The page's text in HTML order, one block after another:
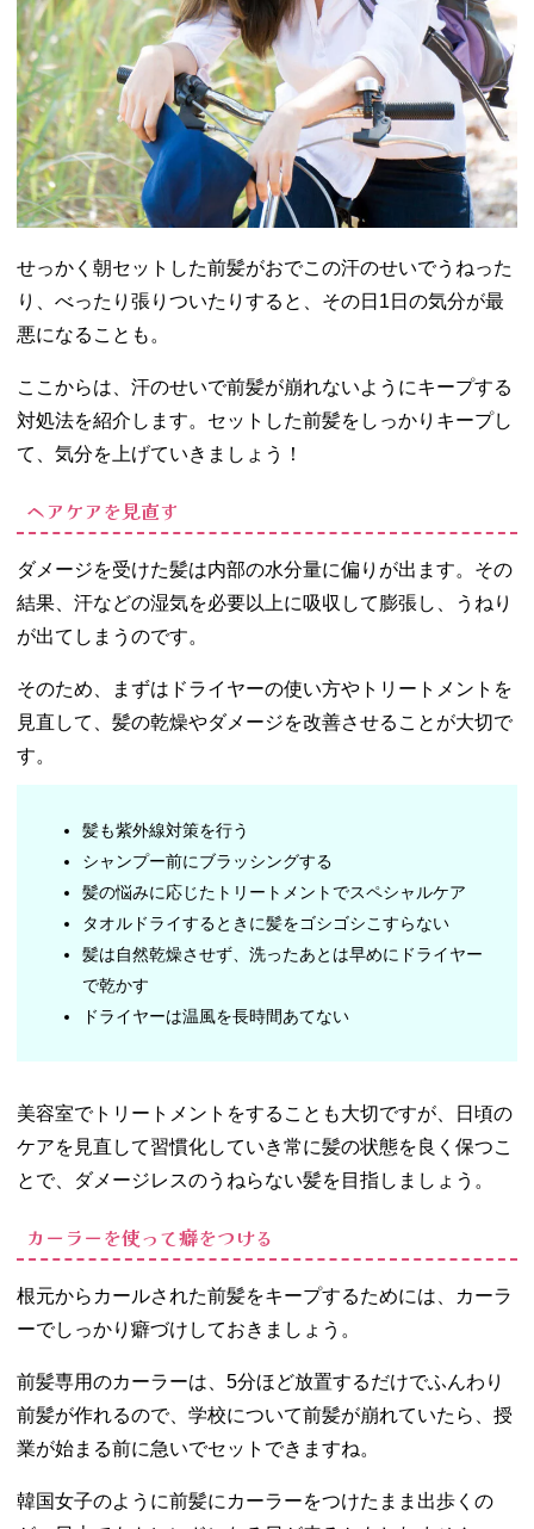
ムを整える
− 制汗スプ
レーを使う
05. おでこの汗対
策をして、前髪
のうねりやベタ
つきを抑えよ
う！
せっかく朝セットした前髪がおでこの汗のせいでうねった
り、べったり張りついたりすると、その日1日の気分が最
悪になることも。
ここからは、汗のせいで前髪が崩れないようにキープする
対処法を紹介します。セットした前髪をしっかりキープし
て、気分を上げていきましょう！
ヘアケアを見直す
ダメージを受けた髪は内部の水分量に偏りが出ます。その
結果、汗などの湿気を必要以上に吸収して膨張し、うねり
が出てしまうのです。
そのため、まずはドライヤーの使い方やトリートメントを
見直して、髪の乾燥やダメージを改善させることが大切で
す。
髪も紫外線対策を行う
シャンプー前にブラッシングする
髪の悩みに応じたトリートメントでスペシャルケア
タオルドライするときに髪をゴシゴシこすらない
髪は自然乾燥させず、洗ったあとは早めにドライヤー
で乾かす
ドライヤーは温風を長時間あてない
美容室でトリートメントをすることも大切ですが、日頃の
ケアを見直して習慣化していき常に髪の状態を良く保つこ
とで、ダメージレスのうねらない髪を目指しましょう。
カーラーを使って癖をつける
根元からカールされた前髪をキープするためには、カーラ
ーでしっかり癖づけしておきましょう。
前髪専用のカーラーは、5分ほど放置するだけでふんわり
前髪が作れるので、学校について前髪が崩れていたら、授
業が始まる前に急いでセットできますね。
韓国女子のように前髪にカーラーをつけたまま出歩くの